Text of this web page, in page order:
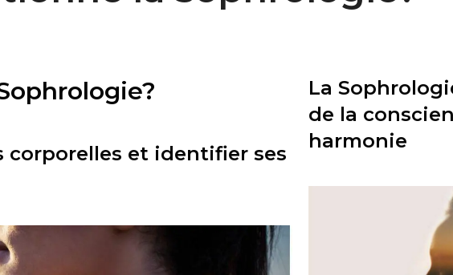
corporelles et identifier ses
La
de la
harmonie